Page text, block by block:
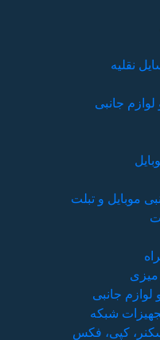
نقلیه
جانبی
موبایل و تبلت
میزی
جانبی
شبکه
کپی، فکس